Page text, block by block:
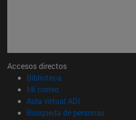
Accesos directos
Biblioteca
Mi correo(abre en nueva
Aula virtual ADI
Búsqueda de personas(abre en